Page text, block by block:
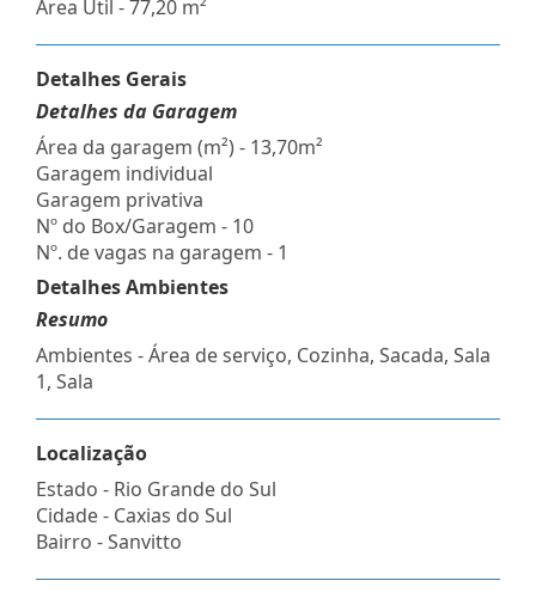
Área Útil - 77,20 m²
Detalhes Gerais
Detalhes da Garagem
Área da garagem (m²) - 13,70m²
Garagem individual
Garagem privativa
Nº do Box/Garagem - 10
Nº. de vagas na garagem - 1
Detalhes Ambientes
Resumo
Ambientes - Área de serviço, Cozinha, Sacada, Sala
1, Sala
Localização
Estado - Rio Grande do Sul
Cidade - Caxias do Sul
Bairro -Sanvitto